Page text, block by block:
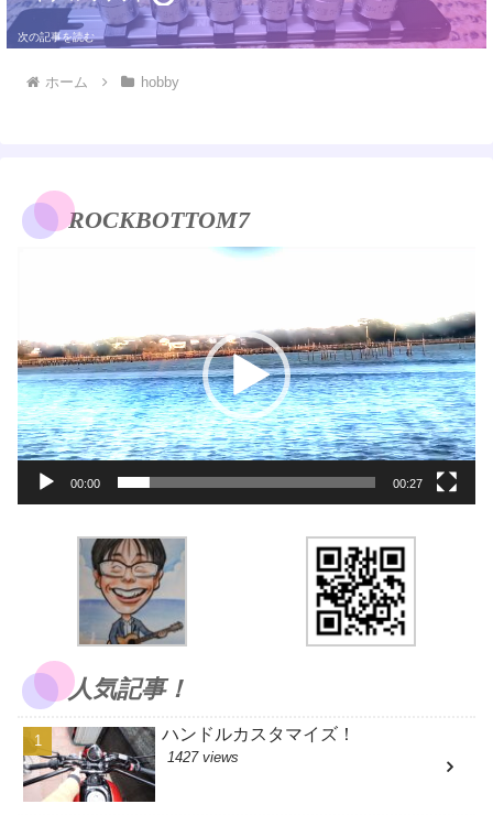
ホーム hobby
ROCKBOTTOM7
レ
ー
ヤ
ー
00:00 00:27
人気記事！
ハンドルカスタマイズ！
1427 views